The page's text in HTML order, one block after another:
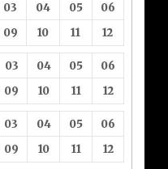
03 04 05
06
09 10 11 12
03 04 05
06
09 10 11 12
03 04 05
06
09 10 11 12